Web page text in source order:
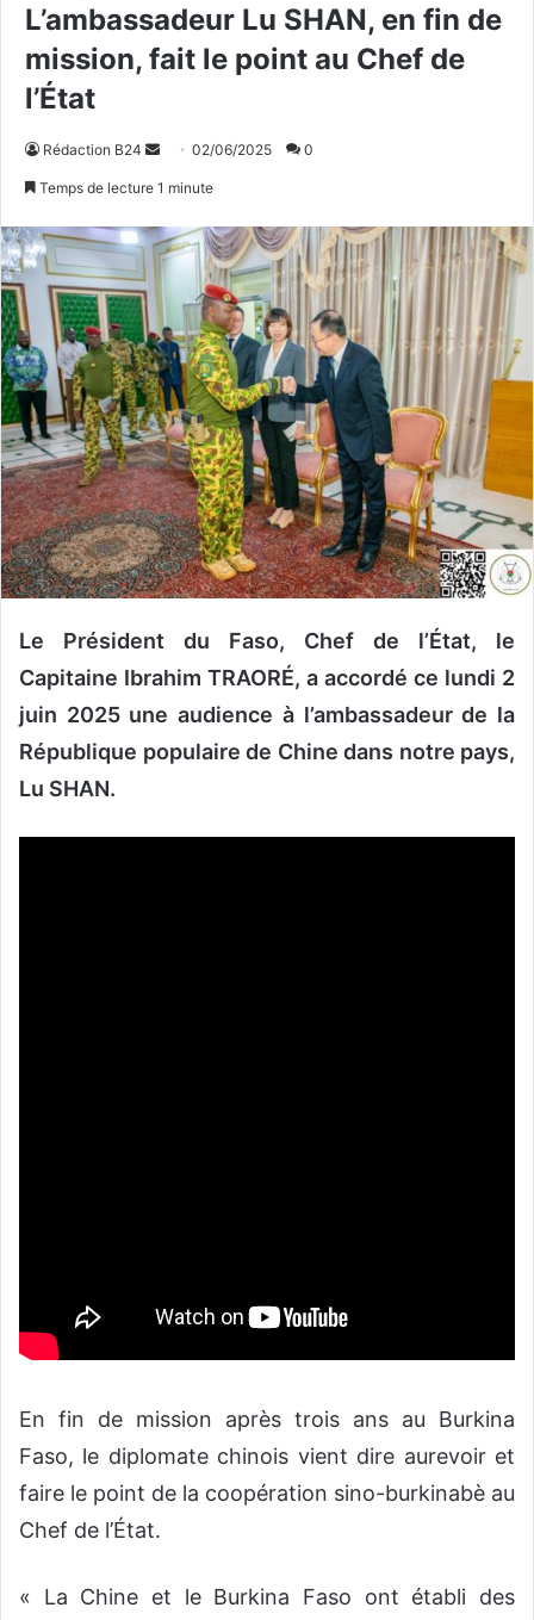
L’ambassadeur Lu SHAN, en fin de
mission, fait le point au Chef de
l’État
Rédaction B24
o
y
r
u
n
c
o
u
r
r
i
e
02/06/2025 0
Temps de lecture 1 minute
Le Président du Faso, Chef de l’État, le
Capitaine Ibrahim TRAORÉ, a accordé ce lundi 2
juin 2025 une audience à l’ambassadeur de la
République populaire de Chine dans notre pays,
Lu SHAN.
En fin de mission après trois ans au Burkina
Faso, le diplomate chinois vient dire aurevoir et
faire le point de la coopération sino-burkinabè au
Chef de l’État.
« La Chine et le Burkina Faso ont établi des